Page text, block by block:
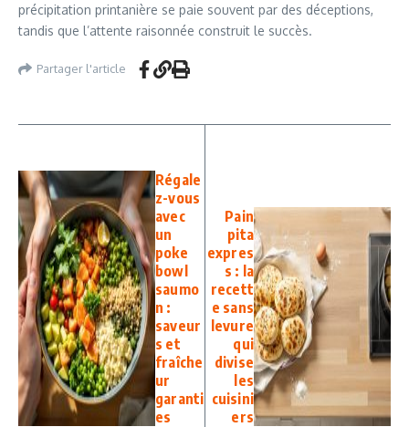
précipitation printanière se paie souvent par des déceptions,
tandis que l’attente raisonnée construit le succès.
Partager l'article
Régale
z-vous
avec
un
poke
bowl
saumo
n :
saveur
s et
fraîche
ur
garanti
es
Pain
pita
expres
s : la
recett
e sans
levure
qui
divise
les
cuisini
ers